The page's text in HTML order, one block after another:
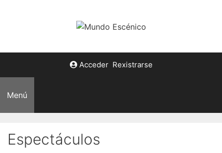
Acceder Rexistrarse
Menú
Espectáculos